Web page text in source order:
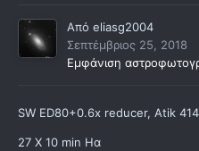
Από eliasg2004
Σεπτέμβριος 25, 2018
Εμφάνιση
SW ED80+0.6x reducer, Atik
27 Χ 10 min Hα